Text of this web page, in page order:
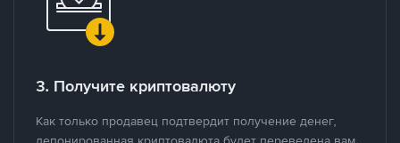
3. Получите криптовалюту
Как только продавец подтвердит получение денег,